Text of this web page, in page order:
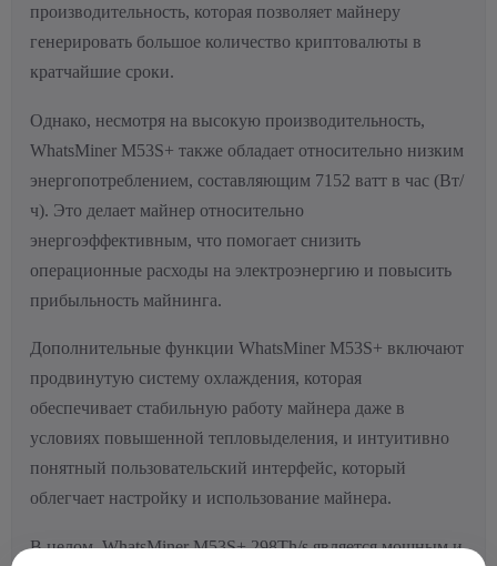
производительность, которая позволяет майнеру
генерировать большое количество криптовалюты в
кратчайшие сроки.
Однако, несмотря на высокую производительность,
WhatsMiner M53S+ также обладает относительно низким
энергопотреблением, составляющим 7152 ватт в час (Вт/
ч). Это делает майнер относительно
энергоэффективным, что помогает снизить
операционные расходы на электроэнергию и повысить
прибыльность майнинга.
Дополнительные функции WhatsMiner M53S+ включают
продвинутую систему охлаждения, которая
обеспечивает стабильную работу майнера даже в
условиях повышенной тепловыделения, и интуитивно
понятный пользовательский интерфейс, который
облегчает настройку и использование майнера.
В целом, WhatsMiner M53S+ 298Th/s является мощным и